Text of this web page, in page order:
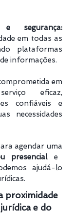
e segurança:
em todas as
plataformas
informações.
em
eficaz,
confiáveis e
necessidades
agendar uma
presenciale
ajudá-lo
proximidade
e do